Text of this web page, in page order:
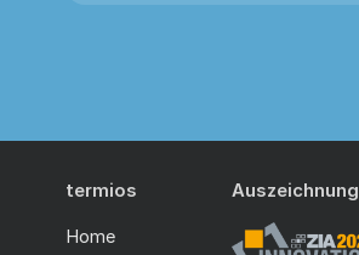
termios
Home
Auszeichnung
Back to top